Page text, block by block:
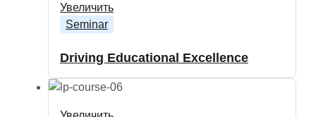
Driving Educational Excellence
Seminar
Увеличить